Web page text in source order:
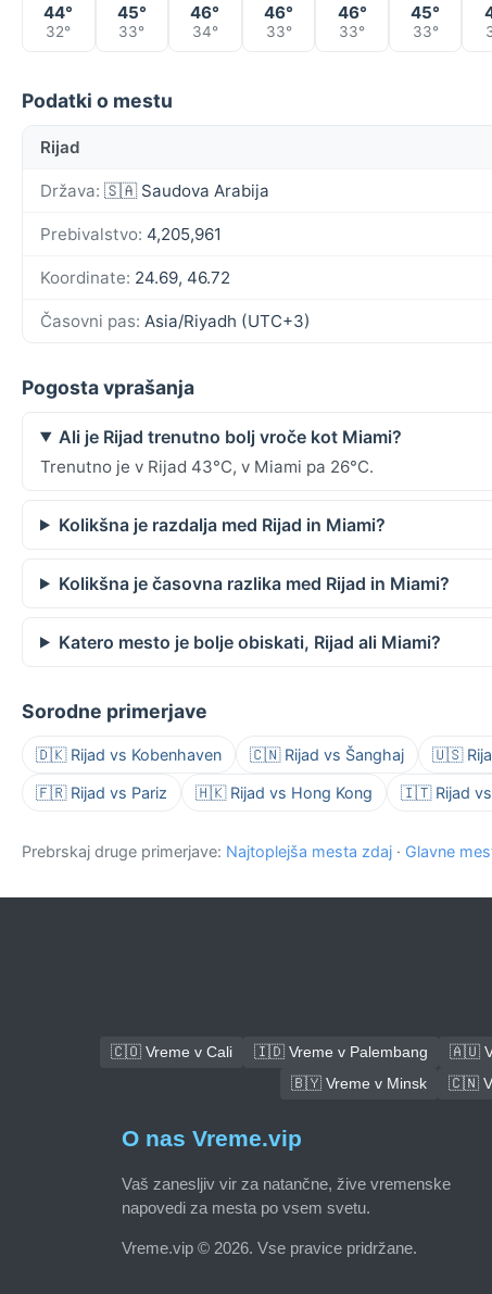
44°
32°
45°
33°
46°
34°
46°
33°
46°
33°
45°
33°
Podatki o mestu
Rijad
Država: 🇸🇦 Saudova Arabija
Prebivalstvo: 4,205,961
Koordinate: 24.69, 46.72
Časovni pas: Asia/Riyadh (UTC+3)
Pogosta vprašanja
Ali je Rijad trenutno bolj vroče kot Miami?
Trenutno je v Rijad 43°C, v Miami pa 26°C.
Kolikšna je razdalja med Rijad in Miami?
Kolikšna je časovna razlika med Rijad in Miami?
Katero mesto je bolje obiskati, Rijad ali Miami?
Sorodne primerjave
🇩🇰 Rijad vs Kobenhaven 🇨🇳 Rijad vs Šanghaj 🇺🇸
🇫🇷 Rijad vs Pariz 🇭🇰 Rijad vs Hong Kong 🇮🇹 Rijad vs
Prebrskaj druge primerjave: Najtoplejša mesta zdaj · Glavne
🇨🇴 Vreme v Cali 🇮🇩 Vreme v Palembang 🇦🇺
🇧🇾 Vreme v Minsk
🇨🇳
O nas Vreme.vip
Vaš zanesljiv vir za natančne, žive vremenske
napovedi za mesta po vsem svetu.
Vreme.vip © 2026. Vse pravice pridržane.